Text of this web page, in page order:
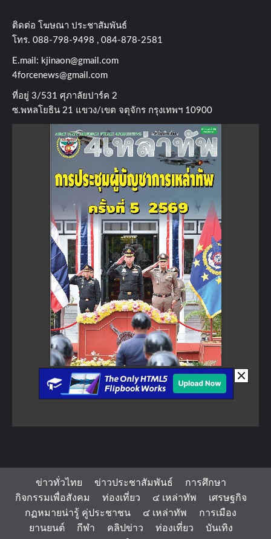
ติดต่อ​ โฆษณา​ ประชาสัมพันธ์
โทร​. 088-798-9498 , 084-878-2581
E.mail: kjinaon@gmail.com
4forcenews@gmail.com
ที่อยู่​ 3/531​ ศุภาลัยปาร์ค​ 2
ซ.พหลโยธิน​ 21​ แขวง/เขต​ จตุจักร​ กรุงเทพฯ 10900
ข่าวทั่วไทย ข่าวประชาสัมพันธ์
การศึกษา
กิจกรรมเพื่อสังคม
ท่องเที่ยว ๔ เหล่าทัพ
เศรษฐกิจ
กฏหมายน่ารู้ คู่ประชาชน
๔ เหล่าทัพ
การเมือง
ยานยนต์
กีฬา คลิปข่าว ท่องเที่ยว
บันเทิง